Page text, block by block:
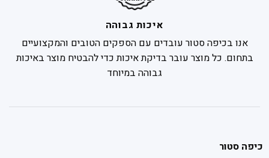
איכות גבוהה
אנו בכיפה סטור עובדים עם הספקים הטובים והמקצועיים
בתחום. כל מוצר עובר בדיקת איכות כדי להבטיח מוצר באיכות
גבוהה במיוחד
כיפה סטור